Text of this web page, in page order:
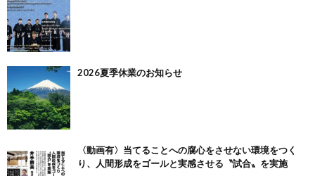
2026夏季休業のお知らせ
〈動画有〉当てることへの腐心をさせない環境をつく
り、人間形成をゴールと実感させる〝試合〟を実施